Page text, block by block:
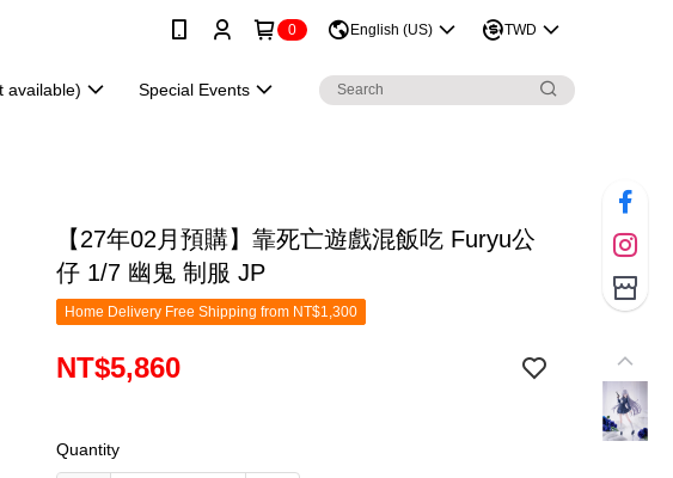
0 English (US) TWD
available) Special Events
【27年02月預購】靠死亡遊戲混飯吃 Furyu公
仔 1/7 幽鬼 制服 JP
Home Delivery Free Shipping from NT$1,300
NT$5,860
Quantity